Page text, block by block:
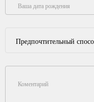
Ваша дата рождения
Предпочтительный
Коментарий